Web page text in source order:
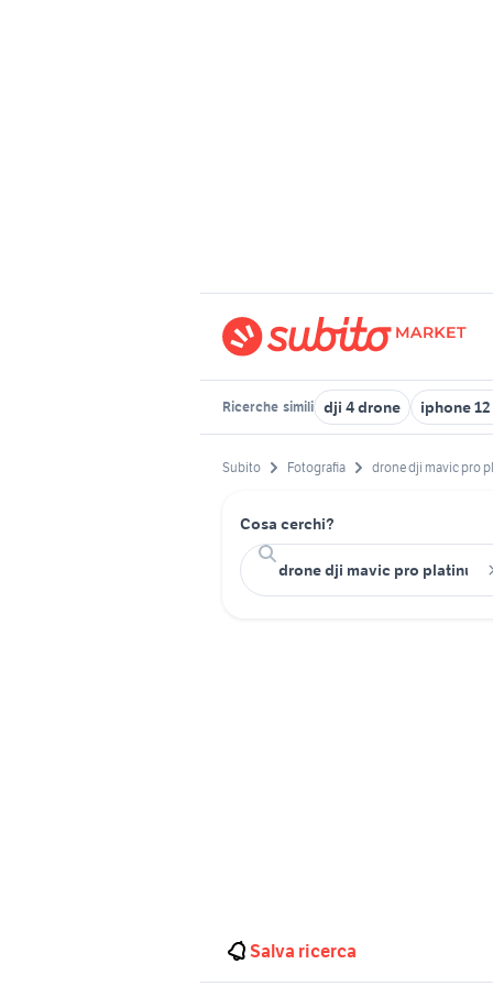
Ricerche simili dji 4 drone iphone
Subito Fotografia drone dji mavic pro
Cosa cerchi?
Salva ricerca